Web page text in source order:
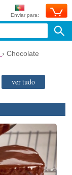
Enviar para:
› Chocolate
ver tudo